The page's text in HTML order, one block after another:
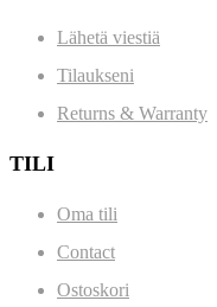
Lähetä viestiä
Tilaukseni
Returns & Warranty
TILI
Oma tili
Contact
Ostoskori